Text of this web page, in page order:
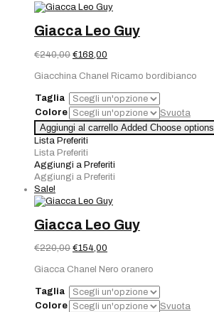
Giacca Leo Guy
€240,00 Il
originale
€240,00.
€168,00
attuale
€168,00.
Giacchina Chanel Ricamo bordibianco
Taglia
Colore
Svuota
Aggiungi al carrello Added Choose options
Lista Preferiti
Lista Preferiti
Aggiungi a Preferiti
Aggiungi a Preferiti
Sale!
Giacca Leo Guy
€220,00 Il
originale
era:
€220,00.
€154,00
attuale
è:
€154,00.
Giacca Chanel Nero oranero
Taglia
Colore
Svuota